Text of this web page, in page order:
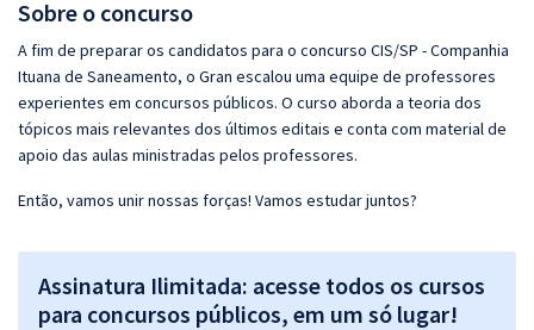
Sobre o concurso
A fim de preparar os candidatos para o concurso CIS/SP - Companhia
Ituana de Saneamento, o Gran escalou uma equipe de professores
experientes em concursos públicos. O curso aborda a teoria dos
tópicos mais relevantes dos últimos editais e conta com material de
apoio das aulas ministradas pelos professores.
Então, vamos unir nossas forças! Vamos estudar juntos?
Assinatura Ilimitada: acesse todos os cursos
para concursos públicos, em um só lugar!